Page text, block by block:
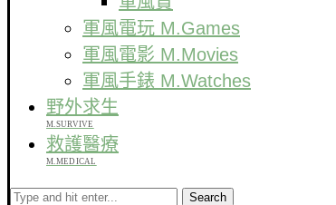
軍風電玩 M.Games
軍風電影 M.Movies
軍風手錶 M.Watches
野外求生
M.SURVIVE
救護醫療
M.MEDICAL
Search